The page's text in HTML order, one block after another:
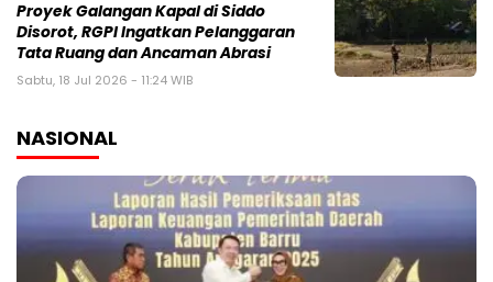
Proyek Galangan Kapal di Siddo
Disorot, RGPI Ingatkan Pelanggaran
Tata Ruang dan Ancaman Abrasi
Sabtu, 18 Jul 2026 - 11:24 WIB
NASIONAL